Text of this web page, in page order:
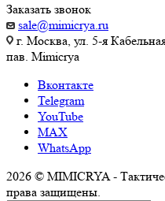
Заказать звонок
sale@mimicrya.ru
г. Москва, ул. 5-я
пав. Mimicrya
Вконтакте
Telegram
YouTube
MAX
WhatsApp
2026 © MIMICRYA -
права защищены.